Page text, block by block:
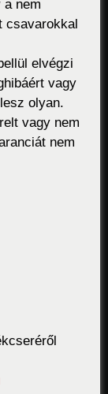
nem
csavarokkal
elvégzi
vagy
olyan.
vagy nem
nem